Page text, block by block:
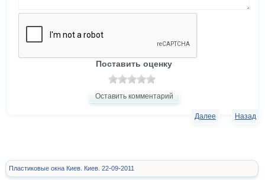
Поставить оценку
Оставить комментарий
Назад
Далее
Пластиковые окна Киев. Киев. 22-09-2011